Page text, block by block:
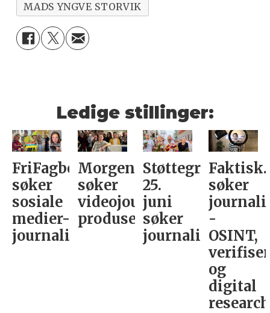
MADS YNGVE STORVIK
Ledige stillinger:
FriFagbevegelse
søker
sosiale
medier-
journalist
Morgenbladet
søker
videojournalist/podkast-
produsent
Støttegruppa
25.
juni
søker
journalist
søker
-
OSINT,
og
digital
research­